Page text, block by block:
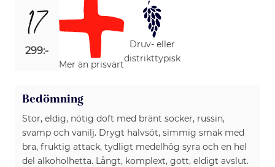
17
299:-
Mer än prisvärt
Druv- eller
distrikttypisk
Bedömning
Stor, eldig, nötig doft med bränt socker, russin,
svamp och vanilj. Drygt halvsöt, simmig smak med
bra, fruktig attack, tydligt medelhög syra och en hel
del alkoholhetta. Långt, komplext, gott, eldigt avslut.